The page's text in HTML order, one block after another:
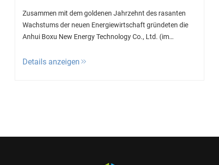
Zusammen mit dem goldenen Jahrzehnt des rasanten
Wachstums der neuen Energiewirtschaft gründeten die
Anhui Boxu New Energy Technology Co., Ltd. (im
Anhui Heneng New Energy Equipment Co., Ltd. (im
Details anzeigen